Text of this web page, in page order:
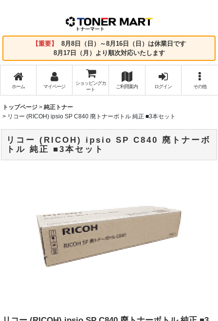
【重要】
8月8日（日）～8月16日（日）は休業日です
8月17日（月）より順次対応いたします
ホーム マイページ
ショッピングカ
ート
ご利用案内 ログイン その他
トップページ > 純正トナー
> リコー (RICOH) ipsio SP C840 廃トナーボトル 純正 ■3本セット
リコー (RICOH) ipsio SP C840 廃トナーボ
トル 純正 ■3本セット